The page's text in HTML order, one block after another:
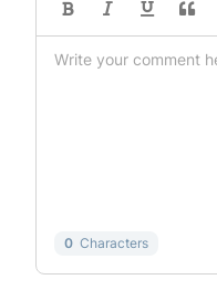
0 Characters